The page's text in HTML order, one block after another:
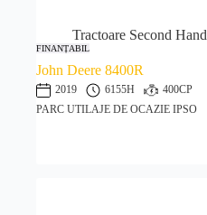
Tractoare Second Hand
FINANȚABIL
John Deere 8400R
2019 6155H
400CP
PARC UTILAJE DE OCAZIE IPSO